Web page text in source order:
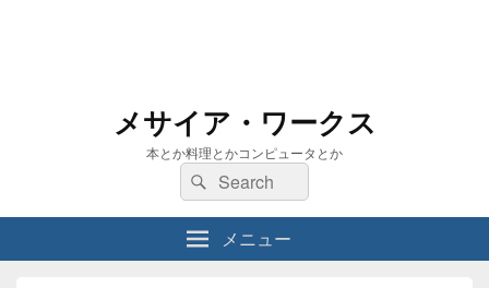
メサイア・ワークス
本とか料理とかコンピュータとか
検
索:
検
索
メニュー